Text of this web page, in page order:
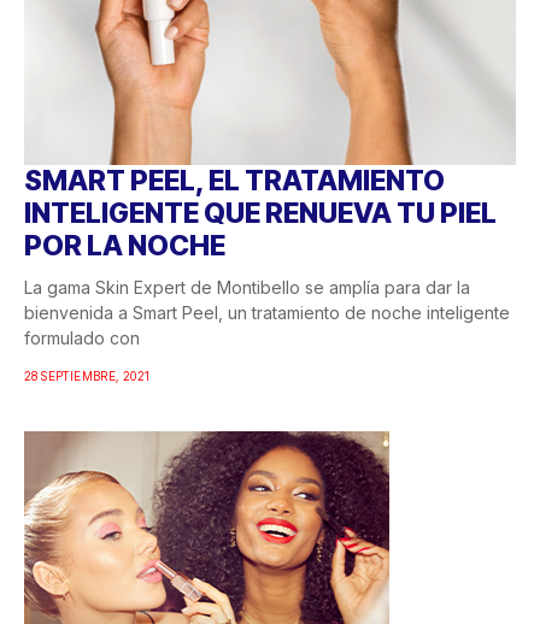
SMART PEEL, EL TRATAMIENTO
INTELIGENTE QUE RENUEVA TU PIEL
POR LA NOCHE
La gama Skin Expert de Montibello se amplía para dar la
bienvenida a Smart Peel, un tratamiento de noche inteligente
formulado con
28 SEPTIEMBRE, 2021